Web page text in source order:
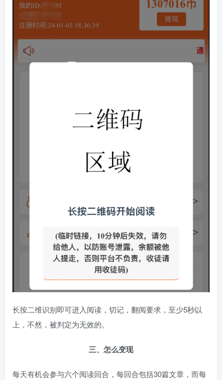
长按二维识别即可进入阅读，切记，翻阅要求，至少5秒以
上，不然，被判定为无效的。
三、怎么变现
每天有机会参与六个阅读回合，每回合包括30篇文章，而每